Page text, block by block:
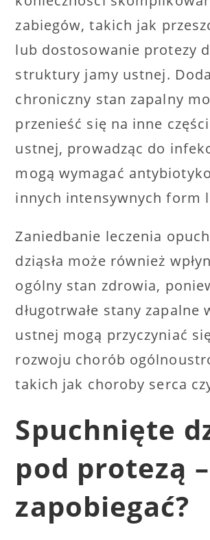
zabiegów, takich jak
lub dostosowanie protezy
struktury jamy ustnej.
chroniczny stan zapalny
przenieść się na inne
ustnej, prowadząc do
mogą wymagać
innych intensywnych form
Zaniedbanie leczenia
dziąsła może również
ogólny stan zdrowia,
długotrwałe stany zapalne
ustnej mogą przyczyniać
rozwoju chorób
takich jak choroby serca
Spuchnięte
pod protezą
zapobiegać?